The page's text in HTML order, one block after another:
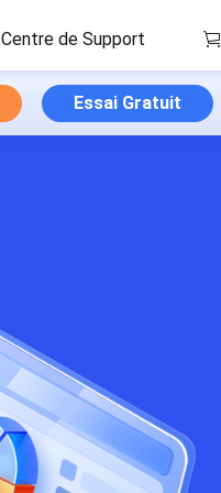
Centre de Support
Essai Gratuit